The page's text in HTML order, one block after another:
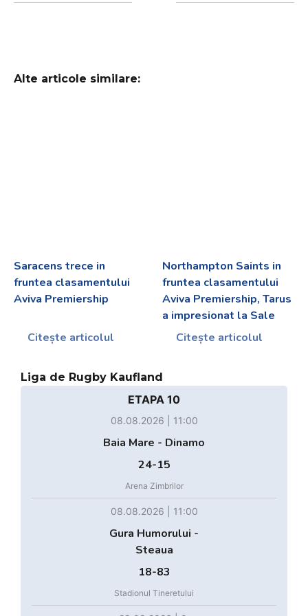
Alte articole similare:
Saracens trece in
fruntea clasamentului
Aviva Premiership
Citește articolul
Northampton Saints in
fruntea clasamentului
Aviva Premiership, Tarus
a impresionat la Sale
Citește articolul
Liga de Rugby Kaufland
ETAPA 10
08.08.2026 | 11:00
Baia Mare - Dinamo
24-15
Arena Zimbrilor
08.08.2026 | 11:00
Gura Humorului -
Steaua
18-83
Stadionul Tineretului